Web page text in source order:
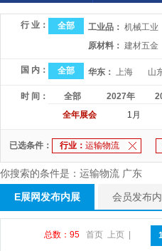
首页 国内展会
行 业： 全部 工业品： 机械工业
原材料： 建材五金
国 内： 全部 华东： 上海 山
时 间： 全部 2027年
全年展会
1月
已选条件： 行业： 运输物流
你搜索的条件是：运输物流 广东
E展网发布内展 会员发布
总数：95 首页 上页